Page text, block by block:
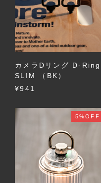
カメラDリング D-Ring
SLIM （BK）
¥941
5%OFF